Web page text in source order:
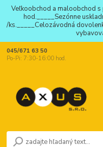
Veľkoobchod a maloobchod
hod._____Sezónne
/ks._____Celozávodná
045/671 63 50
Po-Pi: 7:30-16:00 hod.